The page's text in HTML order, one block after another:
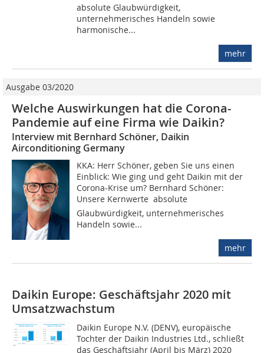
absolute Glaubwürdigkeit,
unternehmerisches Handeln sowie
harmonische...
mehr
Ausgabe 03/2020
Welche Auswirkungen hat die Corona-
Pandemie auf eine Firma wie Daikin?
Interview mit Bernhard Schöner, Daikin
Airconditioning Germany
KKA: Herr Schöner, geben Sie uns einen
Einblick: Wie ging und geht Daikin mit der
Corona-Krise um? Bernhard Schöner:
Unsere Kernwerte  absolute
Glaubwürdigkeit, unternehmerisches
Handeln sowie...
mehr
Daikin Europe: Geschäftsjahr 2020 mit
Umsatzwachstum
Daikin Europe N.V. (DENV), europäische
Tochter der Daikin Industries Ltd., schließt
das Geschäftsjahr (April bis März) 2020